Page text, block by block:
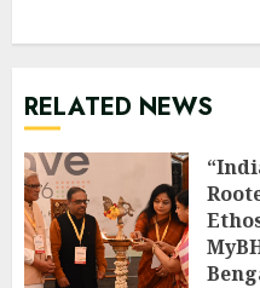
RELATED NEWS